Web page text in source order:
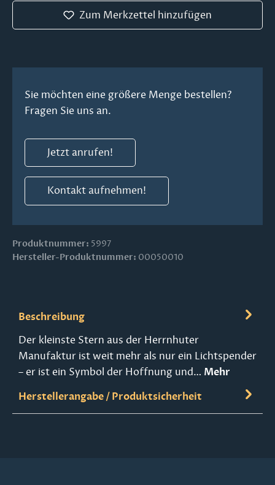
Zum Merkzettel hinzufügen
Sie möchten eine größere Menge bestellen?
Fragen Sie uns an.
Jetzt anrufen!
Kontakt aufnehmen!
Produktnummer: 5997
Hersteller-Produktnummer: 00050010
Beschreibung
Der kleinste Stern aus der Herrnhuter
Manufaktur ist weit mehr als nur ein Lichtspender
– er ist ein Symbol der Hoffnung und… Mehr
Herstellerangabe / Produktsicherheit